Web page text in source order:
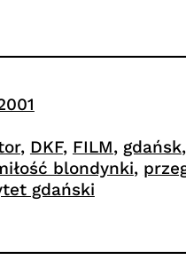
, DKF, FILM, gdańsk,
blondynki,
gdański